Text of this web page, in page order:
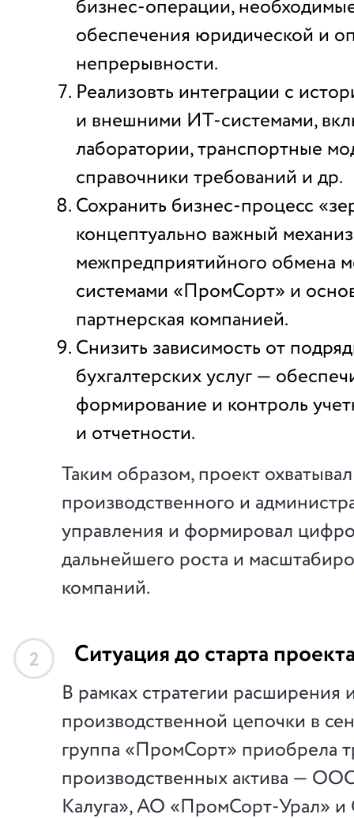
бизнес-операции,
обеспечения юридической и
непрерывности.
Реализовть интеграции с
и внешними ИТ-системами,
лаборатории, транспортные
справочники требований и др.
Сохранить бизнес-процесс
концептуально важный
межпредприятийного обмена
системами «ПромСорт» и
партнерская компанией.
Снизить зависимость от
бухгалтерских услуг —
формирование и контроль
и отчетности.
Таким образом, проект
производственного и
управления и формировал
дальнейшего роста и
компаний.
2 Ситуация до старта
В рамках стратегии расширения
производственной цепочки в
группа «ПромСорт» приобрела
производственных актива —
Калуга», АО «ПромСорт-Урал»